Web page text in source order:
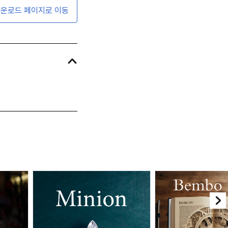
로드 페이지로 이동